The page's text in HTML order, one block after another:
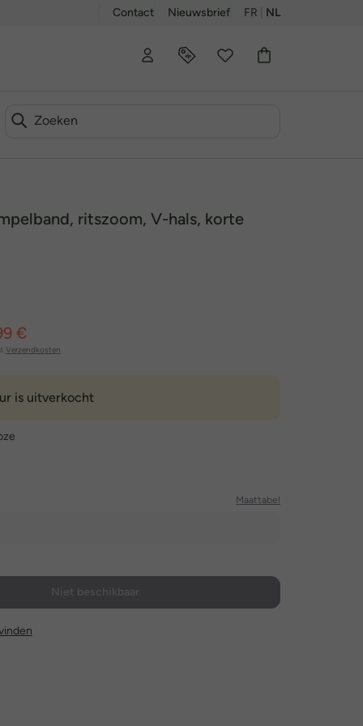
Contact Nieuwsbrief FR NL
ritszoom, V-hals, korte
€
Verzendkosten
is uitverkocht
Maattabel